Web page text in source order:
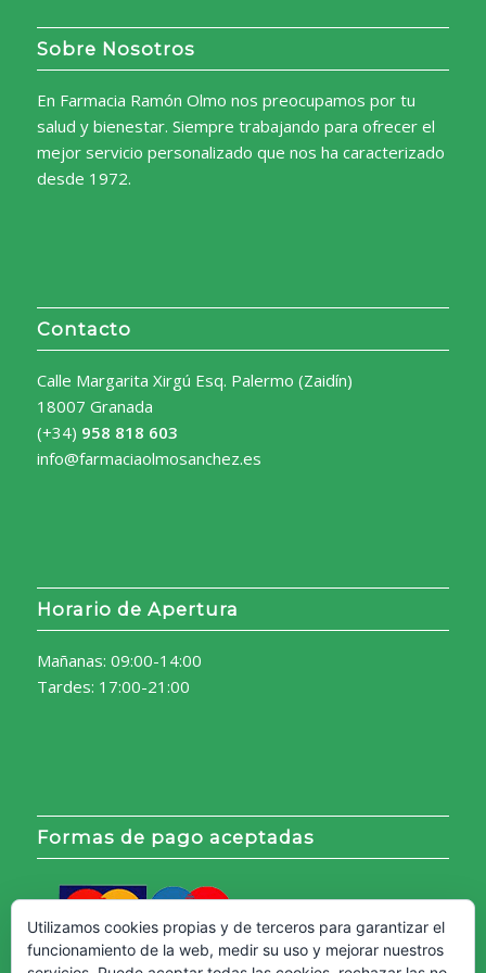
Sobre Nosotros
En Farmacia Ramón Olmo nos preocupamos por tu
salud y bienestar. Siempre trabajando para ofrecer el
mejor servicio personalizado que nos ha caracterizado
desde 1972.
Contacto
Calle Margarita Xirgú Esq. Palermo (Zaidín)
18007 Granada
(+34) 958 818 603
info@farmaciaolmosanchez.es
Horario de Apertura
Mañanas: 09:00-14:00
Tardes: 17:00-21:00
Formas de pago aceptadas
Utilizamos cookies propias y de terceros para garantizar el
funcionamiento de la web, medir su uso y mejorar nuestros